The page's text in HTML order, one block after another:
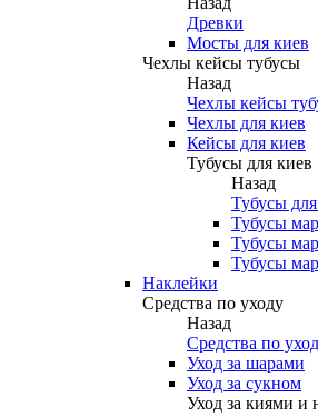
Древки
Мосты для киев
Чехлы кейсы тубусы
Назад
Чехлы кейсы
Чехлы для киев
Кейсы для киев
Тубусы для киев
Назад
Тубусы
Тубусы
Тубусы
Тубусы
Наклейки
Средства по уходу
Назад
Средства по
Уход за шарами
Уход за сукном
Уход за киями и